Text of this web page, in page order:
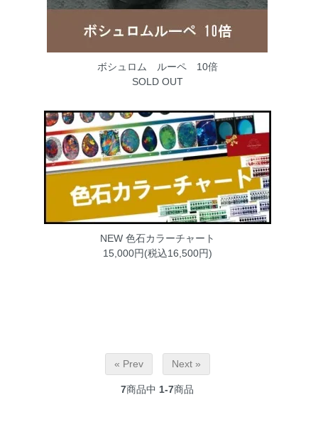
ボシュロム ルーペ 10倍
SOLD OUT
NEW 色石カラーチャート
15,000円(税込16,500円)
« Prev Next »
7商品中 1-7商品